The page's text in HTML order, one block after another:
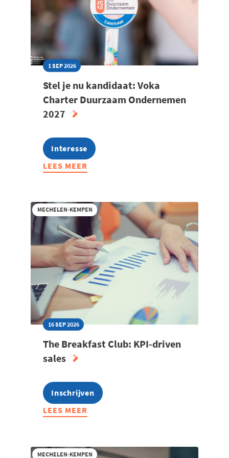
1 SEP 2026
Stel je nu kandidaat: Voka
Charter Duurzaam Ondernemen
2027
Interesse
LEES MEER
ABOUT
NU
KANDIDAAT:
VOKA
CHARTER
DUURZAAM
ONDERNEMEN
2027
MECHELEN-KEMPEN
16 SEP 2026
The Breakfast Club: KPI-driven
sales
Inschrijven
LEES MEER
ABOUT
CLUB:
MECHELEN-KEMPEN